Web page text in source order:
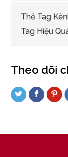
Thẻ Tag
Tag Hiệu
Theo dõi